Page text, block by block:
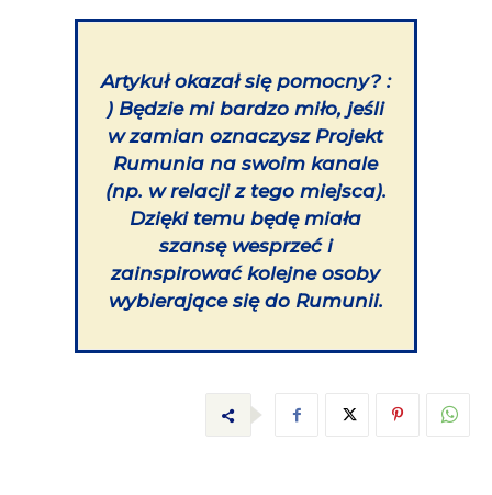
Artykuł okazał się pomocny? :
) Będzie mi bardzo miło, jeśli
w zamian oznaczysz Projekt
Rumunia na swoim kanale
(np. w relacji z tego miejsca).
Dzięki temu będę miała
szansę wesprzeć i
zainspirować kolejne osoby
wybierające się do Rumunii.